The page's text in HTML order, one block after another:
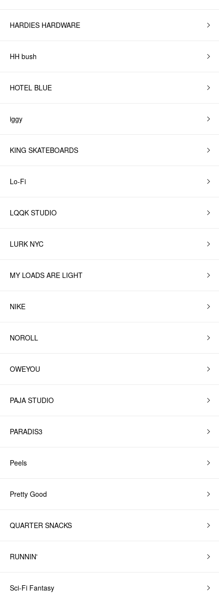
HARDIES HARDWARE
HH bush
HOTEL BLUE
iggy
KING SKATEBOARDS
Lo-Fi
LQQK STUDIO
LURK NYC
MY LOADS ARE LIGHT
NIKE
NOROLL
OWEYOU
PAJA STUDIO
PARADIS3
Peels
Pretty Good
QUARTER SNACKS
RUNNIN'
Sci-Fi Fantasy